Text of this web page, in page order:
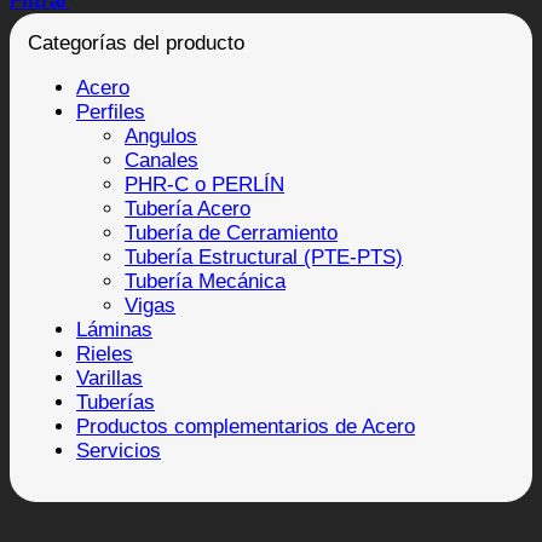
Categorías del producto
Acero
Perfiles
Angulos
Canales
PHR-C o PERLÍN
Tubería Acero
Tubería de Cerramiento
Tubería Estructural (PTE-PTS)
Tubería Mecánica
Vigas
Láminas
Rieles
Varillas
Tuberías
Productos complementarios de Acero
Servicios